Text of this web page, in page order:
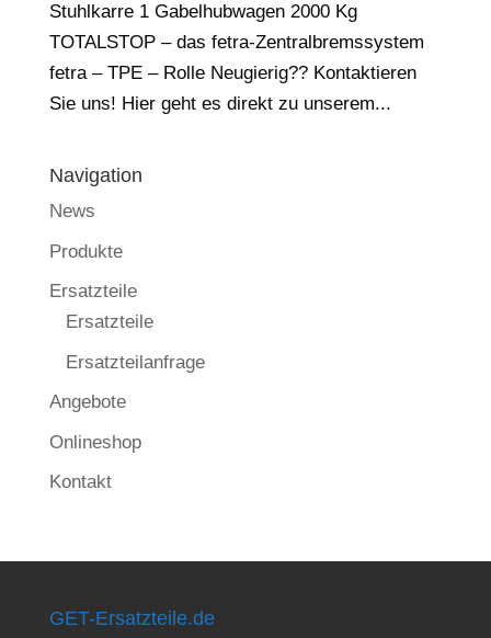
Stuhlkarre 1 Gabelhubwagen 2000 Kg
TOTALSTOP – das fetra-Zentralbremssystem
fetra – TPE – Rolle Neugierig?? Kontaktieren
Sie uns! Hier geht es direkt zu unserem...
Navigation
News
Produkte
Ersatzteile
Ersatzteile
Ersatzteilanfrage
Angebote
Onlineshop
Kontakt
GET-Ersatzteile.de